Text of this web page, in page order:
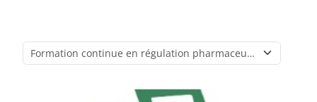
Catégories de cours